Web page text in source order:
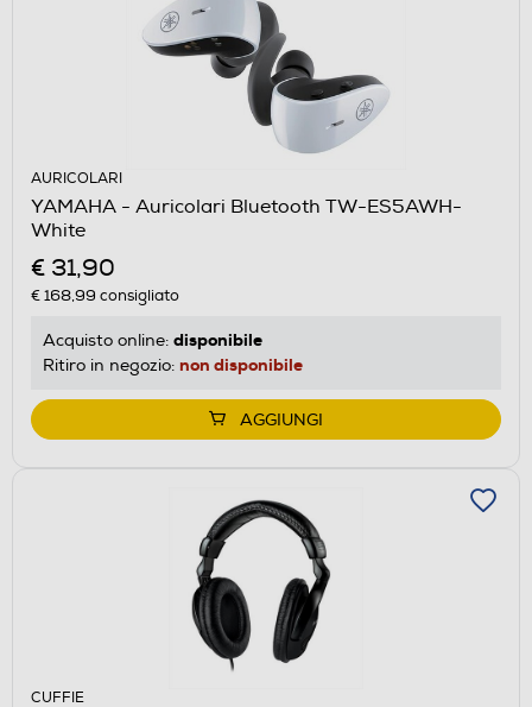
AURICOLARI
YAMAHA - Auricolari Bluetooth TW-ES5AWH-
White
€ 31,90
€ 168,99 consigliato
Acquisto online: disponibile
Ritiro in negozio: non disponibile
AGGIUNGI
CUFFIE